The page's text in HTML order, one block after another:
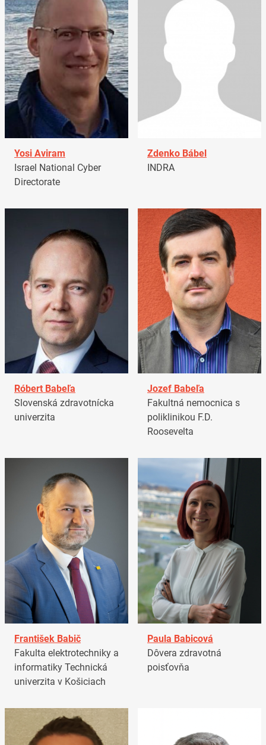
Yosi Aviram
Israel National Cyber
Directorate
Zdenko Bábel
INDRA
Róbert Babeľa
Slovenská zdravotnícka
univerzita
Jozef Babeľa
Fakultná nemocnica s
poliklinikou F.D.
Roosevelta
František Babič
Fakulta elektrotechniky a
informatiky Technická
univerzita v Košiciach
Paula Babicová
Dôvera zdravotná
poisťovňa